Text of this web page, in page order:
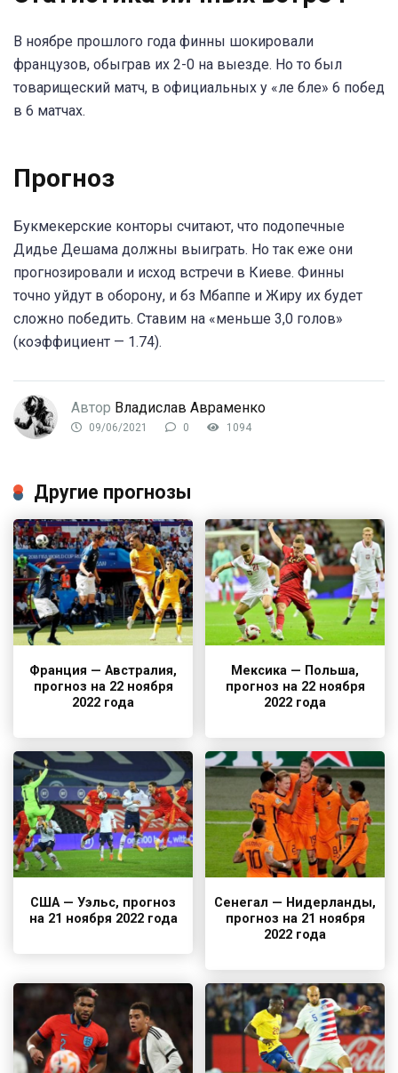
В ноябре прошлого года финны шокировали
французов, обыграв их 2-0 на выезде. Но то был
товарищеский матч, в официальных у «ле бле» 6 побед
в 6 матчах.
Прогноз
Букмекерские конторы считают, что подопечные
Дидье Дешама должны выиграть. Но так еже они
прогнозировали и исход встречи в Киеве. Финны
точно уйдут в оборону, и бз Мбаппе и Жиру их будет
сложно победить. Ставим на «меньше 3,0 голов»
(коэффициент — 1.74).
Автор Владислав Авраменко
09/06/2021 0 1094
Другие прогнозы
Франция — Австралия,
прогноз на 22 ноября
2022 года
Мексика — Польша,
прогноз на 22 ноября
2022 года
США — Уэльс, прогноз
на 21 ноября 2022 года
Сенегал — Нидерланды,
прогноз на 21 ноября
2022 года